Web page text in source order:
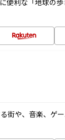
便利な「地球の
街や、音楽、ゲ